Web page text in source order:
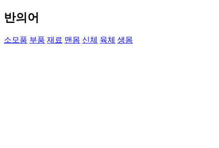
반의어
소모품 부품 재료 맨몸 신체 육체 생몸